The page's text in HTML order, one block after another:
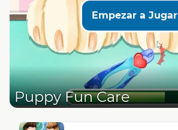
Empezar a Jugar
Puppy Fun Care